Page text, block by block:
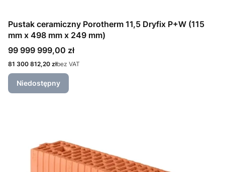
Pustak ceramiczny Porotherm 11,5 Dryfix P+W (115
mm x 498 mm x 249 mm)
Cena
99 999 999,00 zł
Cena
81 300 812,20 złbez VAT
Niedostępny